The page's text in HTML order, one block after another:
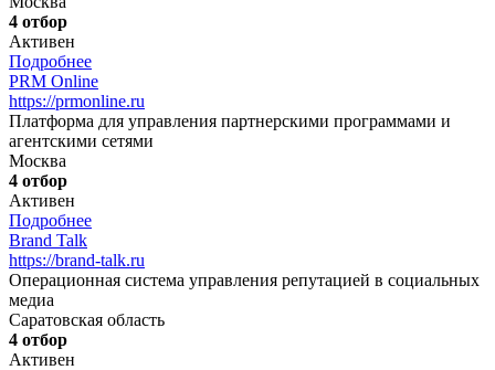
4 отбор
Активен
Подробнее
PRM Online
https://prmonline.ru
Платформа для управления партнерскими программами и
агентскими сетями
Москва
4 отбор
Активен
Подробнее
Brand Talk
https://brand-talk.ru
Операционная система управления репутацией в социальных
медиа
Саратовская область
4 отбор
Активен